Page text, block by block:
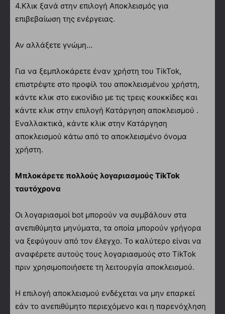
4.Κλικ ξανά στην επιλογή Αποκλεισμός για
επιβεβαίωση της ενέργειας.
Αν αλλάξετε γνώμη…
Για να ξεμπλοκάρετε έναν χρήστη του TikTok,
επιστρέψτε στο προφίλ του αποκλεισμένου χρήστη,
κάντε κλικ στο εικονίδιο με τις τρεις κουκκίδες και
κάντε κλικ στην επιλογή Κατάργηση αποκλεισμού .
Εναλλακτικά, κάντε κλικ στην Κατάργηση
αποκλεισμού κάτω από το αποκλεισμένο όνομα
χρήστη.
Μπλοκάρετε πολλούς λογαριασμούς TikTok
ταυτόχρονα
Οι λογαριασμοί bot μπορούν να συμβάλουν στα
ανεπιθύμητα μηνύματα, τα οποία μπορούν γρήγορα
να ξεφύγουν από τον έλεγχο. Το καλύτερο είναι να
αναφέρετε αυτούς τους λογαριασμούς στο TikTok
πριν χρησιμοποιήσετε τη λειτουργία αποκλεισμού.
Η επιλογή αποκλεισμού ενδέχεται να μην επαρκεί
εάν το ανεπιθύμητο περιεχόμενο και η παρενόχληση